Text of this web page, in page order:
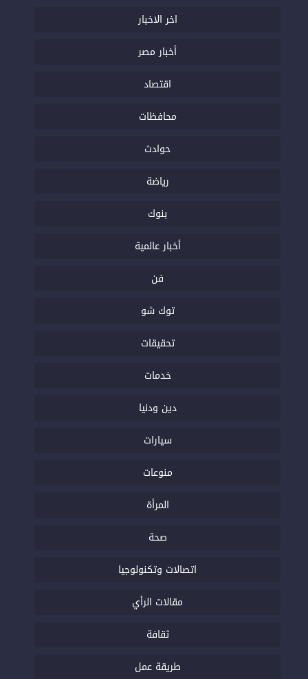
اخر الاخبار
أخبار مصر
اقتصاد
محافظات
حوادث
رياضة
بنوك
أخبار عالمية
فن
توك شو
تحقيقات
خدمات
دين ودنيا
سيارات
منوعات
المرأة
صحة
اتصالات وتكنولوجيا
مقالات الرأي
ثقافة
طريقة عمل